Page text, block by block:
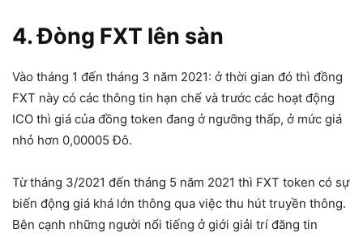
4. Đòng FXT lên sàn
Vào tháng 1 đến tháng 3 năm 2021: ở thời gian đó thì đồng
FXT này có các thông tin hạn chế và trước các hoạt động
ICO thì giá của đồng token đang ở ngưỡng thấp, ở mức giá
nhỏ hơn 0,00005 Đô.
Từ tháng 3/2021 đến tháng 5 năm 2021 thì FXT token có sự
biến động giá khá lớn thông qua việc thu hút truyền thông.
Bên cạnh những người nổi tiếng ở giới giải trí đăng tin